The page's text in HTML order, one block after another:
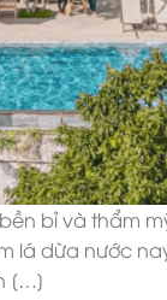
bỉ và thẩm
lá dừa nước
[…]